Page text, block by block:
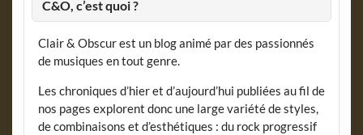
C&O, c’est quoi ?
Clair & Obscur est un blog animé par des passionnés
de musiques en tout genre.
Les chroniques d’hier et d’aujourd’hui publiées au fil de
nos pages explorent donc une large variété de styles,
de combinaisons et d’esthétiques : du rock progressif